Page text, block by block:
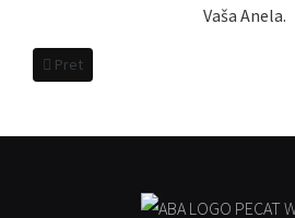
Vaša Anela.
Prethodni članak: MICROBLADING/
Pret